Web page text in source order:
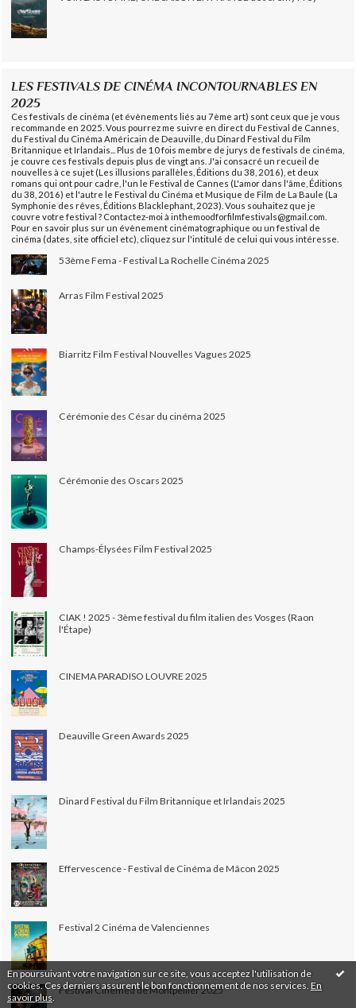
En poursuivant votre navigation sur ce site, vous acceptez l'utilisation de
cookies. Ces derniers assurent le bon fonctionnement de nos services. En
savoir plus
LES FESTIVALS DE CINÉMA INCONTOURNABLES EN
2025
Ces festivals de cinéma (et évènements liés au 7ème art) sont ceux que je vous
recommande en 2025. Vous pourrez me suivre en direct du Festival de Cannes,
du Festival du Cinéma Américain de Deauville, du Dinard Festival du Film
Britannique et Irlandais... Plus de 10 fois membre de jurys de festivals de cinéma,
je couvre ces festivals depuis plus de vingt ans. J'ai consacré un recueil de
nouvelles à ce sujet (Les illusions parallèles, Éditions du 38, 2016), et deux
romans qui ont pour cadre, l'un le Festival de Cannes (L'amor dans l'âme, Éditions
du 38, 2016) et l'autre le Festival du Cinéma et Musique de Film de La Baule (La
Symphonie des rêves, Éditions Blacklephant, 2023). Vous souhaitez que je
couvre votre festival ? Contactez-moi à inthemoodforfilmfestivals@gmail.com.
Pour en savoir plus sur un évènement cinématographique ou un festival de
cinéma (dates, site officiel etc), cliquez sur l'intitulé de celui qui vous intéresse.
53ème Fema - Festival La Rochelle Cinéma 2025
Arras Film Festival 2025
Biarritz Film Festival Nouvelles Vagues 2025
Cérémonie des César du cinéma 2025
Cérémonie des Oscars 2025
Champs-Élysées Film Festival 2025
CIAK ! 2025 - 3ème festival du film italien des Vosges (Raon
l'Étape)
CINEMA PARADISO LOUVRE 2025
Deauville Green Awards 2025
Dinard Festival du Film Britannique et Irlandais 2025
Effervescence - Festival de Cinéma de Mâcon 2025
Festival 2 Cinéma de Valenciennes
Festival Cinemed de Montpellier 2025